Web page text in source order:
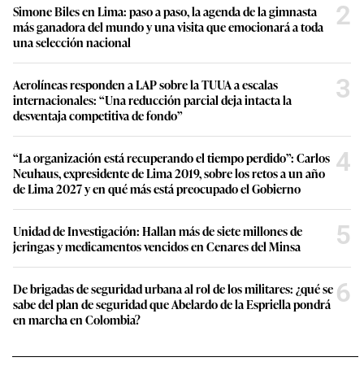
Simone Biles en Lima: paso a paso, la agenda de la gimnasta
más ganadora del mundo y una visita que emocionará a toda
una selección nacional
2
Aerolíneas responden a LAP sobre la TUUA a escalas
internacionales: “Una reducción parcial deja intacta la
desventaja competitiva de fondo”
3
“La organización está recuperando el tiempo perdido”: Carlos
Neuhaus, expresidente de Lima 2019, sobre los retos a un año
de Lima 2027 y en qué más está preocupado el Gobierno
4
Unidad de Investigación: Hallan más de siete millones de
jeringas y medicamentos vencidos en Cenares del Minsa
5
De brigadas de seguridad urbana al rol de los militares: ¿qué se
sabe del plan de seguridad que Abelardo de la Espriella pondrá
en marcha en Colombia?
6